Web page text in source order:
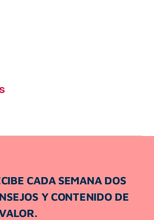
CADA SEMANA DOS
Y CONTENIDO DE